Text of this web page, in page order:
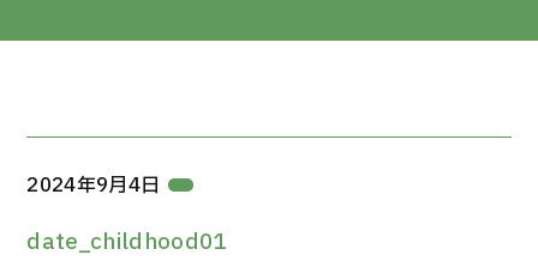
2024年9月4日
date_childhood01